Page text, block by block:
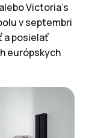
Victoria’s
v septembri
a posielať
európskych